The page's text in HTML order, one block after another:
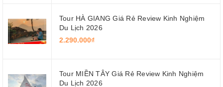
Tour HÀ GIANG Giá Rẻ Review Kinh Nghiệm
Du Lịch 2026
2.290.000₫
Tour MIỀN TÂY Giá Rẻ Review Kinh Nghiệm
Du Lịch 2026